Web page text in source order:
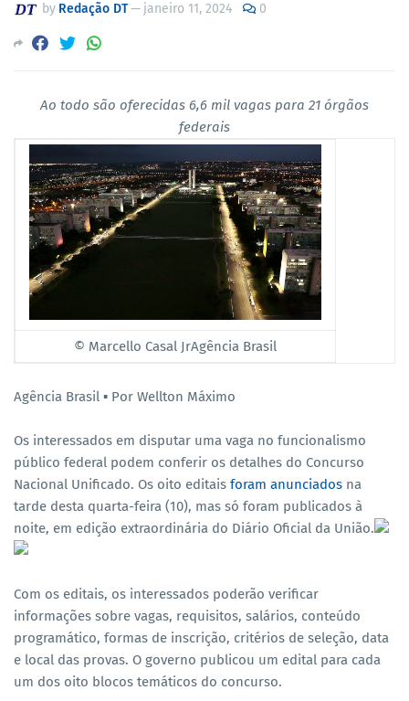
by Redação DT— janeiro 11, 2024 0
Ao todo são oferecidas 6,6 mil vagas para 21 órgãos
federais
© Marcello Casal JrAgência Brasil
Agência Brasil ▪︎ Por Wellton Máximo
Os interessados em disputar uma vaga no funcionalismo
público federal podem conferir os detalhes do Concurso
Nacional Unificado. Os oito editais foram anunciados na
tarde desta quarta-feira (10), mas só foram publicados à
noite, em edição extraordinária do Diário Oficial da União.
Com os editais, os interessados poderão verificar
informações sobre vagas, requisitos, salários, conteúdo
programático, formas de inscrição, critérios de seleção, data
e local das provas. O governo publicou um edital para cada
um dos oito blocos temáticos do concurso.